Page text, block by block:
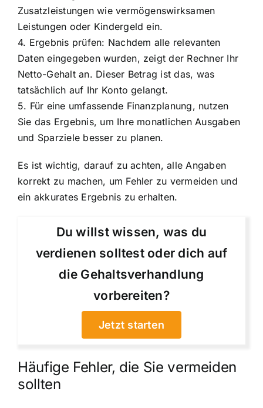
Zusatzleistungen wie vermögenswirksamen
Leistungen oder Kindergeld ein.
4. Ergebnis prüfen: Nachdem alle relevanten
Daten eingegeben wurden, zeigt der Rechner Ihr
Netto-Gehalt an. Dieser Betrag ist das, was
tatsächlich auf Ihr Konto gelangt.
5. Für eine umfassende Finanzplanung, nutzen
Sie das Ergebnis, um Ihre monatlichen Ausgaben
und Sparziele besser zu planen.
Es ist wichtig, darauf zu achten, alle Angaben
korrekt zu machen, um Fehler zu vermeiden und
ein akkurates Ergebnis zu erhalten.
Du willst wissen, was du
verdienen solltest oder dich auf
die Gehaltsverhandlung
vorbereiten?
Jetzt starten
Häufige Fehler, die Sie vermeiden
sollten